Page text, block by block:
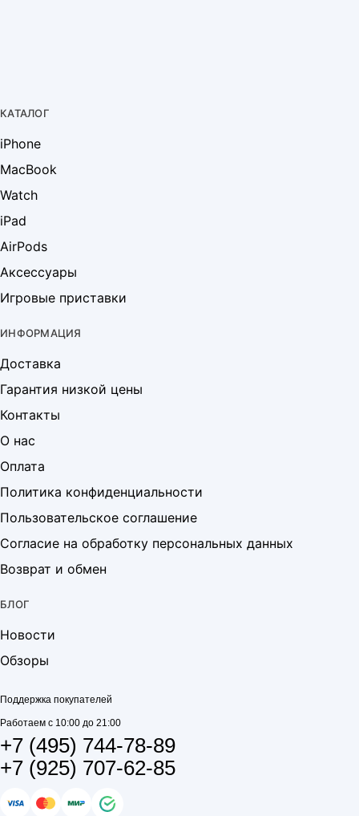
КАТАЛОГ
iPhone
MacBook
Watch
iPad
AirPods
Аксессуары
Игровые приставки
ИНФОРМАЦИЯ
Доставка
Гарантия низкой цены
Контакты
О нас
Оплата
Политика конфиденциальности
Пользовательское соглашение
Согласие на обработку персональных данных
Возврат и обмен
БЛОГ
Новости
Обзоры
Поддержка покупателей
Работаем с 10:00 до 21:00
+7 (495) 744-78-89
+7 (925) 707-62-85